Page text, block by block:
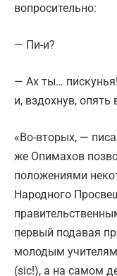
вопросительно:
— Пи-и?
— Ах ты…
и, вздохнув, опять
«Во-вторых, —
же Опимахов
положениями
Народного
первый подавая
молодым
(sic!), а на самом